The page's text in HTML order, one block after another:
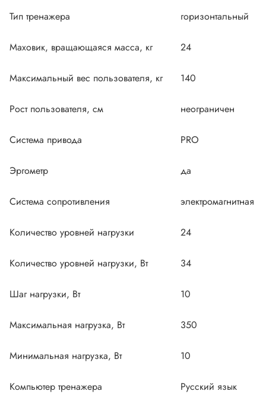
Тип тренажера
горизонтальный
Маховик, вращающаяся масса, кг 24
Максимальный вес пользователя, кг 140
Рост пользователя, см неограничен
Система привода PRO
Эргометр да
Система сопротивления электромагнитная
Количество уровней нагрузки 24
Количество уровней нагрузки, Вт 34
Шаг нагрузки, Вт 10
Максимальная нагрузка, Вт 350
Минимальная нагрузка, Вт 10
Компьютер тренажера Русский язык